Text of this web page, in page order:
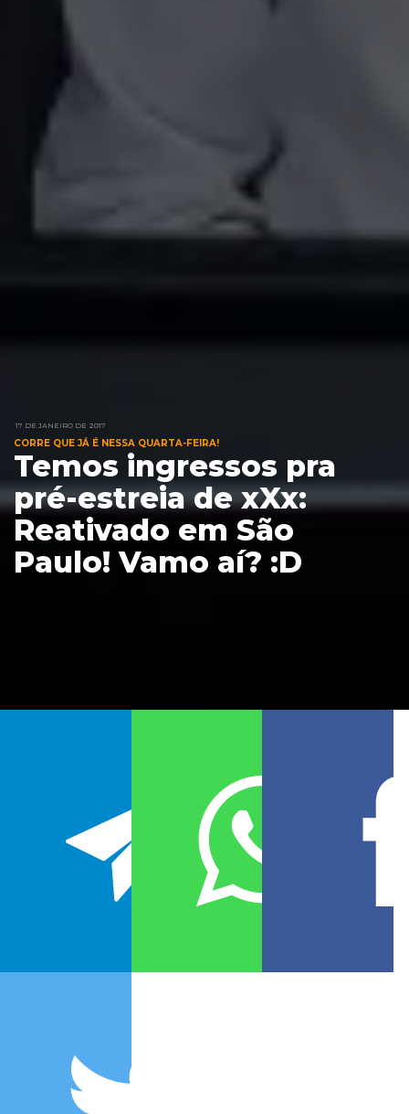
17 DE JANEIRO DE 2017
CORRE QUE JÁ É NESSA QUARTA-FEIRA!
Temos ingressos pra
pré-estreia de xXx:
Reativado em São
Paulo! Vamo aí? :D